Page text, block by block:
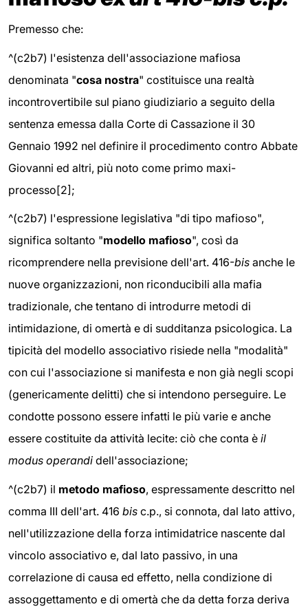
Premesso che:
^(c2b7) l'esistenza dell'associazione mafiosa
denominata "cosa nostra" costituisce una realtà
incontrovertibile sul piano giudiziario a seguito della
sentenza emessa dalla Corte di Cassazione il 30
Gennaio 1992 nel definire il procedimento contro Abbate
Giovanni ed altri, più noto come primo maxi-
processo[2];
^(c2b7) l'espressione legislativa "di tipo mafioso",
significa soltanto "modello mafioso", così da
ricomprendere nella previsione dell'art. 416-bis anche le
nuove organizzazioni, non riconducibili alla mafia
tradizionale, che tentano di introdurre metodi di
intimidazione, di omertà e di sudditanza psicologica. La
tipicità del modello associativo risiede nella "modalità"
con cui l'associazione si manifesta e non già negli scopi
(genericamente delitti) che si intendono perseguire. Le
condotte possono essere infatti le più varie e anche
essere costituite da attività lecite: ciò che conta è il
modus operandi dell'associazione;
^(c2b7) il metodo mafioso, espressamente descritto nel
comma III dell'art. 416 bis c.p., si connota, dal lato attivo,
nell'utilizzazione della forza intimidatrice nascente dal
vincolo associativo e, dal lato passivo, in una
correlazione di causa ed effetto, nella condizione di
assoggettamento e di omertà che da detta forza deriva